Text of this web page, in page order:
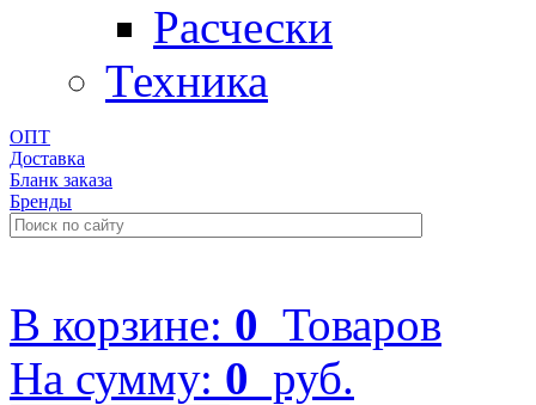
Расчески
Техника
ОПТ
Доставка
Бланк заказа
Бренды
В корзине: 0 Товаров
На сумму: 0 руб.